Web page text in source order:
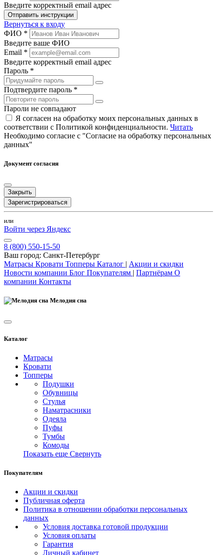
Введите корректный email адрес
Отправить инструкции
Вернуться к входу
ФИО *
Введите ваше ФИО
Email *
Введите корректный email адрес
Пароль *
Подтвердите пароль *
Пароли не совпадают
Я согласен на обработку моих персональных данных в
соответствии с Политикой конфиденциальности. Читать
Необходимо согласие с "Согласие на обработку персональных
данных"
Документ согласия
Закрыть
Зарегистрироваться
или
Войти через Яндекс
8 (800) 550-15-50
Ваш город: Санкт-Петербург
Матрасы Кровати Топперы Каталог | Акции и скидки
Новости компании Блог Покупателям | Партнёрам О
компании Контакты
Мелодия сна
Каталог
Матрасы
Кровати
Топперы
Подушки
Обувницы
Стулья
Наматрасники
Одеяла
Пуфы
Тумбы
Комоды
Показать еще Свернуть
Покупателям
Акции и скидки
Публичная оферта
Политика в отношении обработки персональных
данных
Условия доставка готовой продукции
Условия оплаты
Гарантия
Личный кабинет